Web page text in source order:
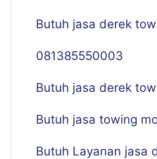
Butuh jasa derek
081385550003
Butuh jasa derek
Butuh jasa towing
Butuh Layanan jasa